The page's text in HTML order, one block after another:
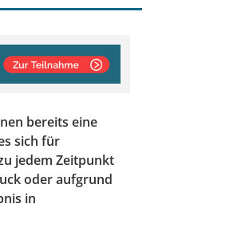
bereits eine
sich für
jedem Zeitpunkt
oder aufgrund
in